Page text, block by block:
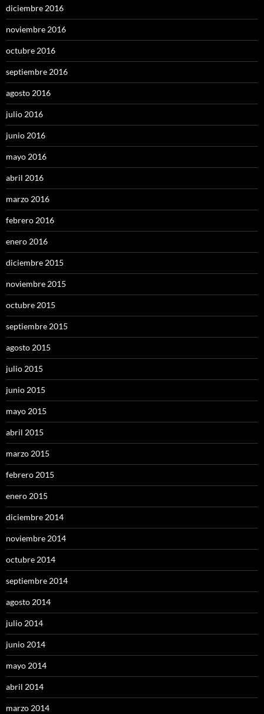
diciembre 2016
noviembre 2016
octubre 2016
septiembre 2016
agosto 2016
julio 2016
junio 2016
mayo 2016
abril 2016
marzo 2016
febrero 2016
enero 2016
diciembre 2015
noviembre 2015
octubre 2015
septiembre 2015
agosto 2015
julio 2015
junio 2015
mayo 2015
abril 2015
marzo 2015
febrero 2015
enero 2015
diciembre 2014
noviembre 2014
octubre 2014
septiembre 2014
agosto 2014
julio 2014
junio 2014
mayo 2014
abril 2014
marzo 2014